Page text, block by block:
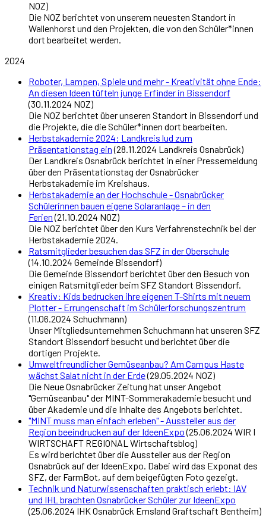
NOZ)
Die NOZ berichtet von unserem neuesten Standort in
Wallenhorst und den Projekten, die von den Schüler*innen
dort bearbeitet werden.
2024
Roboter, Lampen, Spiele und mehr - Kreativität ohne Ende:
An diesen Ideen tüfteln junge Erfinder in Bissendorf
(30.11.2024 NOZ)
Die NOZ berichtet über unseren Standort in Bissendorf und
die Projekte, die die Schüler*innen dort bearbeiten.
Herbstakademie 2024: Landkreis lud zum
Präsentationstag ein(28.11.2024 Landkreis Osnabrück)
Der Landkreis Osnabrück berichtet in einer Pressemeldung
über den Präsentationstag der Osnabrücker
Herbstakademie im Kreishaus.
Herbstakademie an der Hochschule - Osnabrücker
Schülerinnen bauen eigene Solaranlage – in den
Ferien(21.10.2024 NOZ)
Die NOZ berichtet über den Kurs Verfahrenstechnik bei der
Herbstakademie 2024.
Ratsmitglieder besuchen das SFZ in der Oberschule
(14.10.2024 Gemeinde Bissendorf)
Die Gemeinde Bissendorf berichtet über den Besuch von
einigen Ratsmitglieder beim SFZ Standort Bissendorf.
Kreativ: Kids bedrucken ihre eigenen T-Shirts mit neuem
Plotter - Errungenschaft im Schülerforschungszentrum
(11.06.2024 Schuchmann)
Unser Mitgliedsunternehmen Schuchmann hat unseren SFZ
Standort Bissendorf besucht und berichtet über die
dortigen Projekte.
Umweltfreundlicher Gemüseanbau? Am Campus Haste
wächst Salat nicht in der Erde(29.05.2024 NOZ)
Die Neue Osnabrücker Zeitung hat unser Angebot
"Gemüseanbau" der MINT-Sommerakademie besucht und
über Akademie und die Inhalte des Angebots berichtet.
"MINT muss man einfach erleben" - Aussteller aus der
Region beeindrucken auf der IdeenExpo(25.06.2024 WIR I
WIRTSCHAFT REGIONAL Wirtschaftsblog)
Es wird berichtet über die Aussteller aus der Region
Osnabrück auf der IdeenExpo. Dabei wird das Exponat des
SFZ, der FarmBot, auf dem beigefügten Foto gezeigt.
Technik und Naturwissenschaften praktisch erlebt: IAV
und IHL brachten Osnabrücker Schüler zur IdeenExpo
(25.06.2024 IHK Osnabrück Emsland Graftschaft Bentheim)